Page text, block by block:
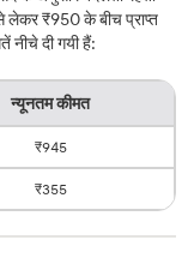
₹950 के बीच प्राप्त
दी गयी हैं:
न्यूनतम कीमत
₹945
₹355